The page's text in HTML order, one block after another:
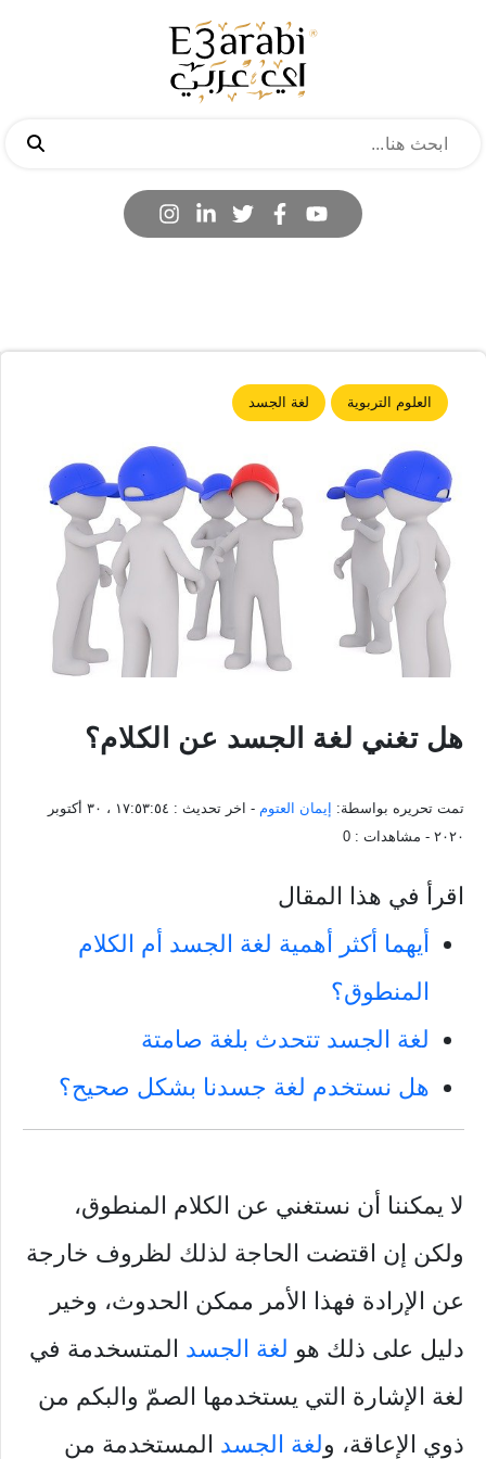
العلوم التربوية لغة الجسد
هل تغني لغة الجسد عن الكلام؟
تمت تحريره بواسطة: إيمان العتوم - اخر تحديث :
١٧:٥٣:٥٤ ، ٣٠ أكتوبر
٢٠٢٠ - مشاهدات : 0
اقرأ في هذا المقال
أيهما أكثر أهمية لغة الجسد أم الكلام
المنطوق؟
لغة الجسد تتحدث بلغة صامتة
هل نستخدم لغة جسدنا بشكل صحيح؟
لا يمكننا أن نستغني عن الكلام المنطوق،
ولكن إن اقتضت الحاجة لذلك لظروف خارجة
عن الإرادة فهذا الأمر ممكن الحدوث، وخير
دليل على ذلك هو لغة الجسد المتسخدمة في
لغة الإشارة التي يستخدمها الصمّ والبكم من
ذوي الإعاقة، ولغة الجسد المستخدمة من